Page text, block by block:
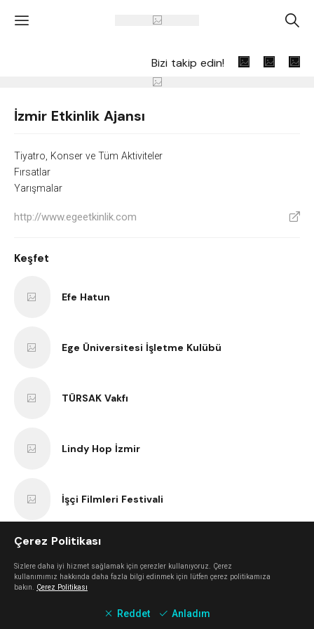
' A
Bizi takip edin!
İzmir Etkinlik Ajansı
Tiyatro, Konser ve Tüm Aktiviteler
Fırsatlar
Yarışmalar
http://www.egeetkinlik.com V
Keşfet
Efe Hatun
Ege Üniversitesi İşletme Kulübü
TÜRSAK Vakfı
Lindy Hop İzmir
İşçi Filmleri Festivali
Çerez Politikası
Sizlere daha iyi hizmet sağlamak için çerezler kullanıyoruz. Çerez
kullanımımız hakkında daha fazla bilgi edinmek için lütfen çerez politikamıza
bakın. Çerez Politikası
Reddet Anladım